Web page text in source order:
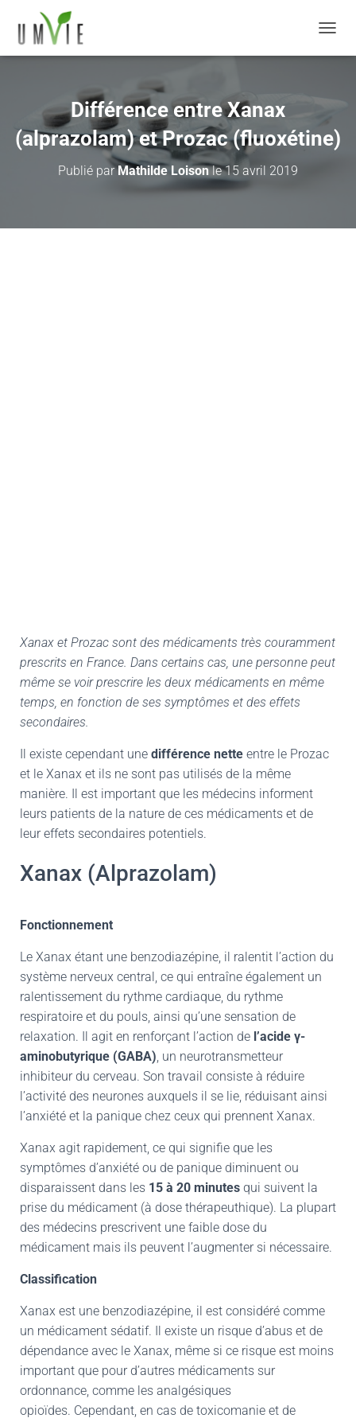
Différence entre Xanax
(alprazolam) et Prozac (fluoxétine)
Publié parMathilde Loisonle15 avril 2019
Xanax et Prozac sont des médicaments très couramment
prescrits en France. Dans certains cas, une personne peut
même se voir prescrire les deux médicaments en même
temps, en fonction de ses symptômes et des effets
secondaires.
Il existe cependant une différence nette entre le Prozac
et le Xanax et ils ne sont pas utilisés de la même
manière. Il est important que les médecins informent
leurs patients de la nature de ces médicaments et de
leur effets secondaires potentiels.
Xanax (Alprazolam)
Fonctionnement
Le Xanax étant une benzodiazépine, il ralentit l’action du
système nerveux central, ce qui entraîne également un
ralentissement du rythme cardiaque, du rythme
respiratoire et du pouls, ainsi qu’une sensation de
relaxation. Il agit en renforçant l’action de l’acide γ-
aminobutyrique (GABA), un neurotransmetteur
inhibiteur du cerveau. Son travail consiste à réduire
l’activité des neurones auxquels il se lie, réduisant ainsi
l’anxiété et la panique chez ceux qui prennent Xanax.
Xanax agit rapidement, ce qui signifie que les
symptômes d’anxiété ou de panique diminuent ou
disparaissent dans les 15 à 20 minutes qui suivent la
prise du médicament (à dose thérapeuthique). La plupart
des médecins prescrivent une faible dose du
médicament mais ils peuvent l’augmenter si nécessaire.
Classification
Xanax est une benzodiazépine, il est considéré comme
un médicament sédatif. Il existe un risque d’abus et de
dépendance avec le Xanax, même si ce risque est moins
important que pour d’autres médicaments sur
ordonnance, comme les analgésiques
opioïdes. Cependant, en cas de toxicomanie et de